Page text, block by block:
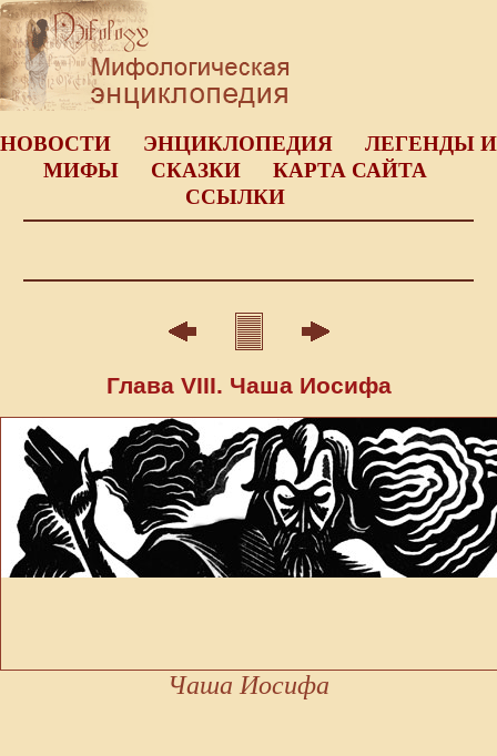
НОВОСТИ ЭНЦИКЛОПЕДИЯ
ЛЕГЕНДЫ И
МИФЫ
СКАЗКИ
КАРТА САЙТА
ССЫЛКИ
Глава VIII. Чаша Иосифа
Чаша Иосифа